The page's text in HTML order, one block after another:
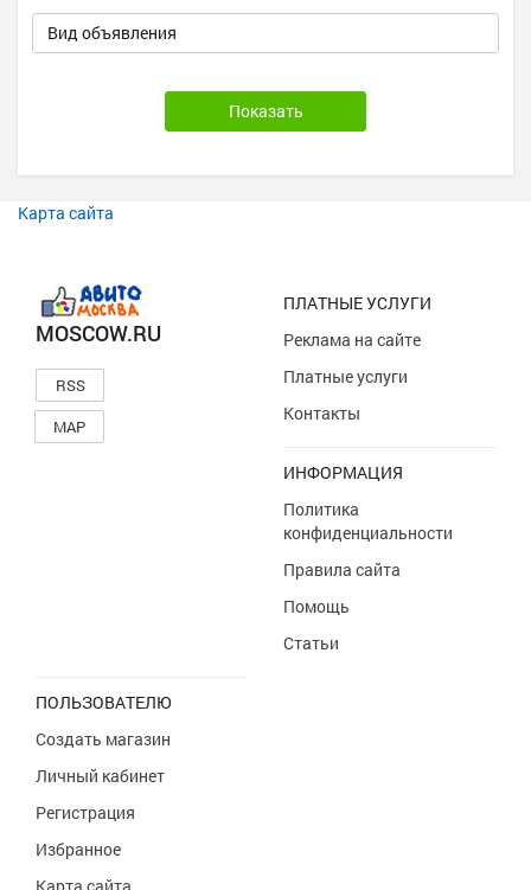
Вид объявления
Карта сайта
MOSCOW.RU
RSS
MAP
ПЛАТНЫЕ УСЛУГИ
Реклама на сайте
Платные услуги
Контакты
ИНФОРМАЦИЯ
Политика
конфиденциальности
Правила сайта
Помощь
Статьи
ПОЛЬЗОВАТЕЛЮ
Создать магазин
Личный кабинет
Регистрация
Избранное
Карта сайта